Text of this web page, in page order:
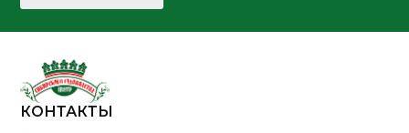
КОНТАКТЫ